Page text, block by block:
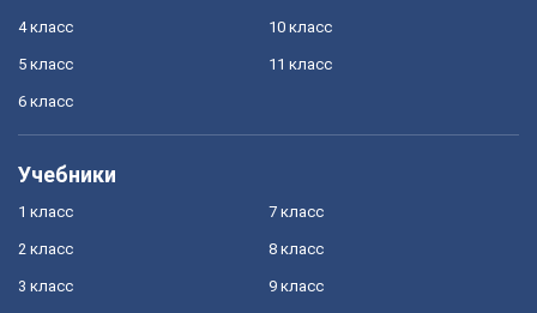
4 класс
5 класс
6 класс
10 класс
11 класс
Учебники
1 класс
2 класс
3 класс
7 класс
8 класс
9 класс